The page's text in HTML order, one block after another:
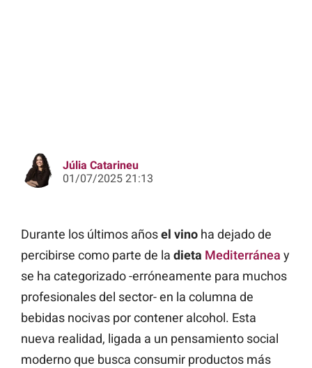
Júlia Catarineu
01/07/2025 21:13
Durante los últimos añosel vino ha dejado de
percibirse como parte de la dieta Mediterránea y
se ha categorizado -erróneamente para muchos
profesionales del sector- en la columna de
bebidas nocivas por contener alcohol. Esta
nueva realidad, ligada a un pensamiento social
moderno que busca consumir productos más